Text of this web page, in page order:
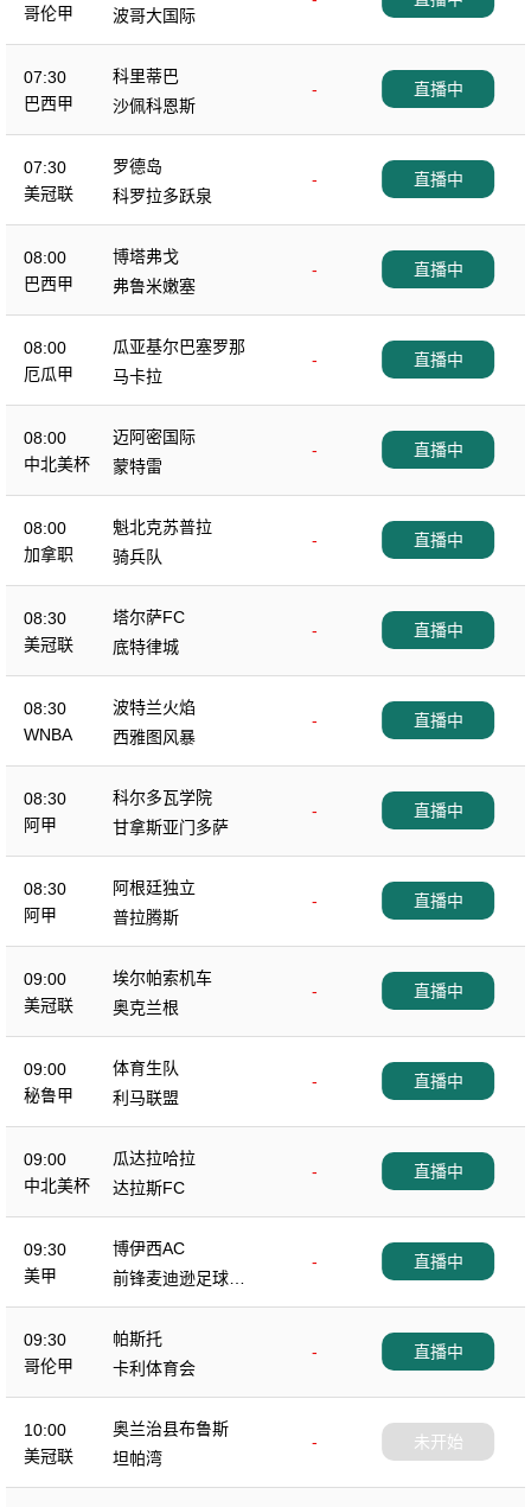
哥伦甲
波哥大国际
07:30
巴西甲
科里蒂巴
-
沙佩科恩斯
直播中
07:30
美冠联
罗德岛
-
科罗拉多跃泉
直播中
08:00
巴西甲
博塔弗戈
-
弗鲁米嫩塞
直播中
08:00
厄瓜甲
瓜亚基尔巴塞罗那
-
马卡拉
直播中
08:00
中北美杯
迈阿密国际
-
蒙特雷
直播中
08:00
加拿职
魁北克苏普拉
-
骑兵队
直播中
08:30
美冠联
塔尔萨FC
-
底特律城
直播中
08:30
WNBA
波特兰火焰
-
西雅图风暴
直播中
08:30
阿甲
科尔多瓦学院
-
甘拿斯亚门多萨
直播中
08:30
阿甲
阿根廷独立
-
普拉腾斯
直播中
09:00
美冠联
埃尔帕索机车
-
奥克兰根
直播中
09:00
秘鲁甲
体育生队
-
利马联盟
直播中
09:00
中北美杯
瓜达拉哈拉
-
达拉斯FC
直播中
09:30
美甲
博伊西AC
-
前锋麦迪逊足球俱
乐部
直播中
09:30
哥伦甲
帕斯托
-
卡利体育会
直播中
10:00
美冠联
奥兰治县布鲁斯
-
坦帕湾
未开始